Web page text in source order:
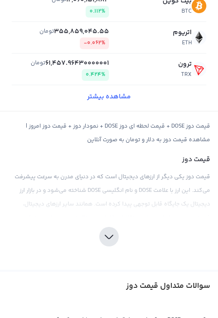
BTC
0.112%
اتریوم
ETH
355,859,045.55تومان
-0.062%
ترون
TRX
61,457.96430000001تومان
0.424%
مشاهده بیشتر
قیمت دوز DOSE + قیمت لحظه ای دوز DOSE + نمودار دوز + قیمت دوز امروز |
مشاهده قیمت دوز به دلار و تومان به صورت آنلاین
قیمت دوز
قیمت دوز یکی دیگر از ارزهای دیجیتال است که در دنیای مدرن به سرعت پیشرفت
می‌کند. این ارز با علامت DOSE و نام انگلیسی DOSE شناخته می‌شود و در بازار ارز
دیجیتال یک جایگاه قابل توجهی پیدا کرده است. همانند سایر ارزهای دیجیتال،
رویدادها و تغییرات اقتصادی و سیاسی در نمودار قیمت آن نشان داده می‌شود.
صرافی‌های داخلی می‌توان قیمت دوز را به صورت مستقیم با پول‌های فیات مثل
سوالات متداول قیمت دوز